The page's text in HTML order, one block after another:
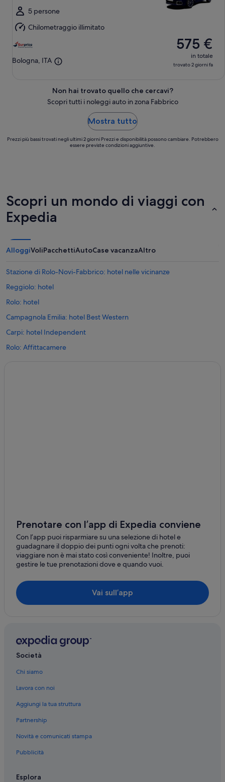
dom
9
ago
5 persone
Chilometraggio illimitato
Bologna, ITA
575 €
in totale
trovato 2 giorni fa
Non hai trovato quello che cercavi?
Scopri tutti i noleggi auto in zona Fabbrico
Mostra tutto
Prezzi più bassi trovati negli ultimi 2 giorni Prezzi e disponibilità possono cambiare. Potrebbero
essere previste condizioni aggiuntive.
Scopri un mondo di viaggi con
Expedia
AlloggiVoliPacchettiAutoCase vacanzaAltro
Stazione di Rolo-Novi-Fabbrico: hotel nelle vicinanze
Reggiolo: hotel
Rolo: hotel
Campagnola Emilia: hotel Best Western
Carpi: hotel Independent
Rolo: Affittacamere
Reggiolo: Appartamenti
Reggiolo: Guest house
Carpi: Case private in affitto
Carpi: Appartamenti
Carpi: Case rurali
Carpi: Aparthotel
Carpi: B&B
Campagnola Emilia: B&B
Campagnola Emilia: Agriturismi
Campagnola Emilia: Case private in affitto
Fabbrico: Guest house
Prenotare con l’app di Expedia conviene
Con l’app puoi risparmiare su una selezione di hotel e
guadagnare il doppio dei punti ogni volta che prenoti:
viaggiare non è mai stato così conveniente! Inoltre, puoi
gestire le tue prenotazioni dove e quando vuoi.
Vai sull’app
Società
Chi siamo
Lavora con noi
Aggiungi la tua struttura
Partnership
Novità e comunicati stampa
Pubblicità
Esplora